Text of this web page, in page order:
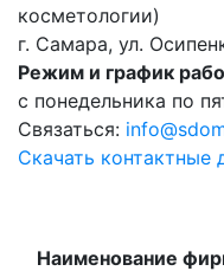
косметологии)
г. Самара, ул.
Режим и график
с понедельника по
Связаться:
Скачать контактные
Наименование